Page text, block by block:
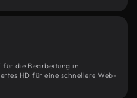
für die Bearbeitung in
HD für eine schnellere Web-